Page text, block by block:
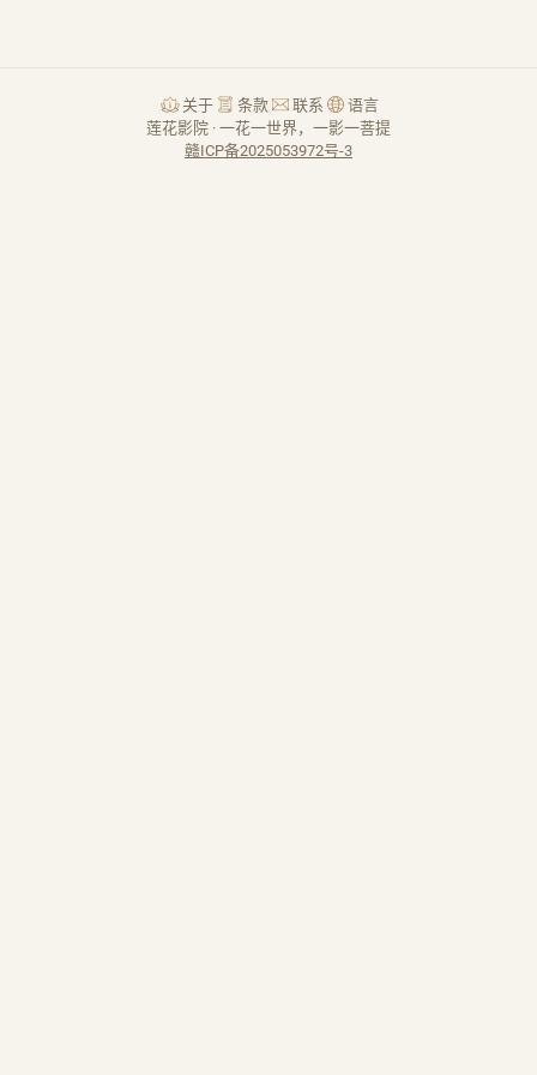
关于 条款 联系
语言
莲花影院 · 一花一世界，一影一菩提
赣ICP备2025053972号-3